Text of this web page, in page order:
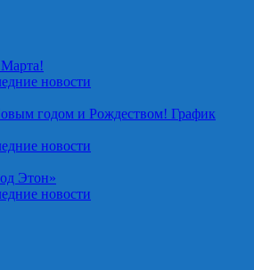
новости
годом и Рождеством! График
новости
Этон»
новости